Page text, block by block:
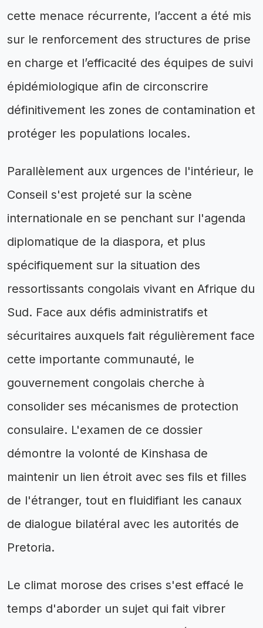
cette menace récurrente, l’accent a été mis
sur le renforcement des structures de prise
en charge et l’efficacité des équipes de suivi
épidémiologique afin de circonscrire
définitivement les zones de contamination et
protéger les populations locales.
Parallèlement aux urgences de l'intérieur, le
Conseil s'est projeté sur la scène
internationale en se penchant sur l'agenda
diplomatique de la diaspora, et plus
spécifiquement sur la situation des
ressortissants congolais vivant en Afrique du
Sud. Face aux défis administratifs et
sécuritaires auxquels fait régulièrement face
cette importante communauté, le
gouvernement congolais cherche à
consolider ses mécanismes de protection
consulaire. L'examen de ce dossier
démontre la volonté de Kinshasa de
maintenir un lien étroit avec ses fils et filles
de l'étranger, tout en fluidifiant les canaux
de dialogue bilatéral avec les autorités de
Pretoria.
Le climat morose des crises s'est effacé le
temps d'aborder un sujet qui fait vibrer